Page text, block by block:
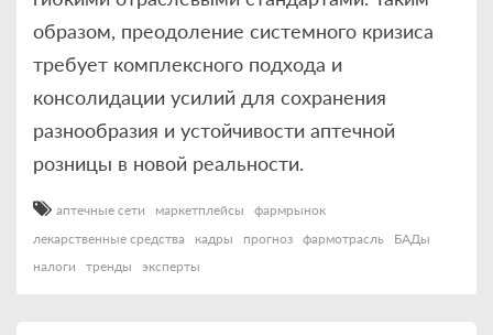
образом, преодоление системного кризиса
требует комплексного подхода и
консолидации усилий для сохранения
разнообразия и устойчивости аптечной
розницы в новой реальности.
аптечные сети маркетплейсы
фармрынок
лекарственные средства
кадры прогноз фармотрасль
БАДы
налоги
тренды эксперты